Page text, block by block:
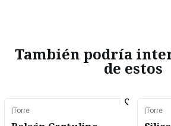
También podría
de estos
Torre Torre